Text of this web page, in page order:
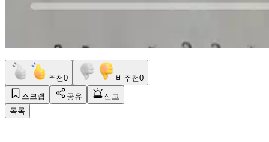
추천0 비추천0
스크랩 공유
신고
목록